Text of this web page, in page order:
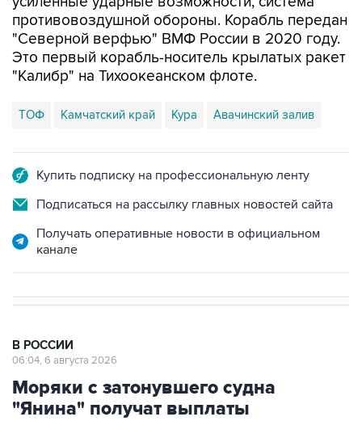
противовоздушной обороны. Корабль передан
"Северной верфью" ВМФ России в 2020 году.
Это первый корабль-носитель крылатых ракет
"Калибр" на Тихоокеанском флоте.
ТОФ Камчатский край Кура Авачинский залив
Купить подписку на профессиональную ленту
Подписаться на рассылку главных новостей сайта
Получать оперативные новости в официальном
канале
В РОССИИ
06:04, 6 августа 2026
Моряки с затонувшего судна
"Янина" получат выплаты